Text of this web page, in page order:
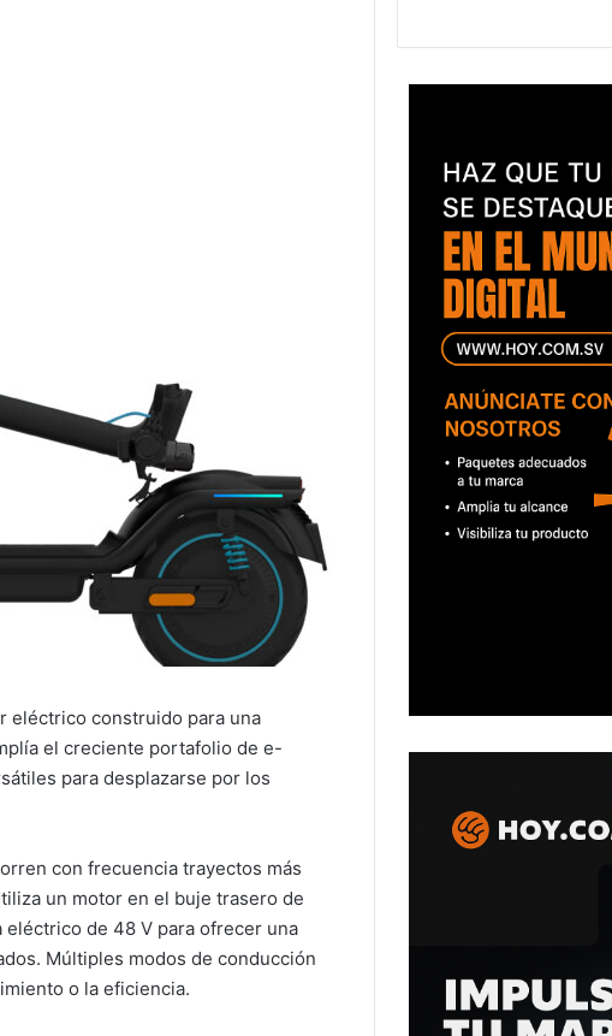
eléctrico construido para una
el creciente portafolio de e-
para desplazarse por los
con frecuencia trayectos más
un motor en el buje trasero de
eléctrico de 48 V para ofrecer una
Múltiples modos de conducción
o la eficiencia.